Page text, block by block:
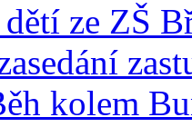
ze ZŠ
kolem